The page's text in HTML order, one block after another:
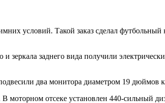
условий. Такой заказ сделал
зеркала заднего вида получили
два монитора диаметром 19 дюймов
моторном отсеке установлен 440-сильный